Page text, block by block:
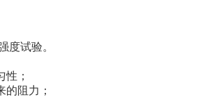
度试验。
性 ；
的阻力 ；